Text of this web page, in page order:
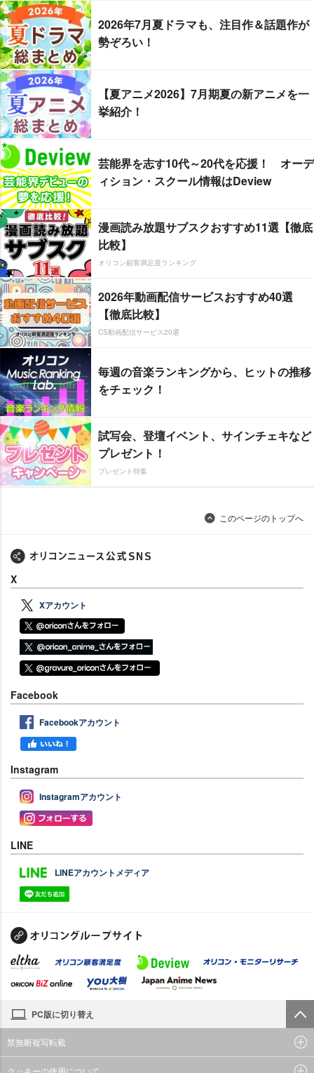
2026年7月夏ドラマも、注目作＆話題作が
勢ぞろい！
【夏アニメ2026】7月期夏の新アニメを一
挙紹介！
芸能界を志す10代～20代を応援！ オーデ
ィション・スクール情報はDeview
漫画読み放題サブスクおすすめ11選【徹底
比較】
オリコン顧客満足度ランキング
2026年動画配信サービスおすすめ40選
【徹底比較】
CS動画配信サービス20選
毎週の音楽ランキングから、ヒットの推移
をチェック！
試写会、登壇イベント、サインチェキなど
プレゼント！
プレゼント特集
このページのトップへ
X
Xアカウント
Facebook
Facebookアカウント
Instagram
Instagramアカウント
LINE
LINEアカウントメディア
PC版に切り替え
禁無断複写転載
クッキーの使用について